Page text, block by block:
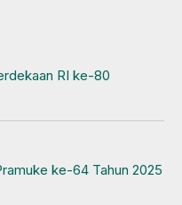
RI ke-80
ke-64 Tahun 2025